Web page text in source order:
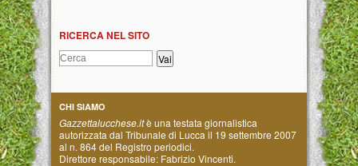
RICERCA NEL SITO
CHI SIAMO
Gazzettalucchese.itè una testata giornalistica
autorizzata dal Tribunale di Lucca il 19 settembre 2007
al n. 864 del Registro periodici.
Direttore responsabile: Fabrizio Vincenti.